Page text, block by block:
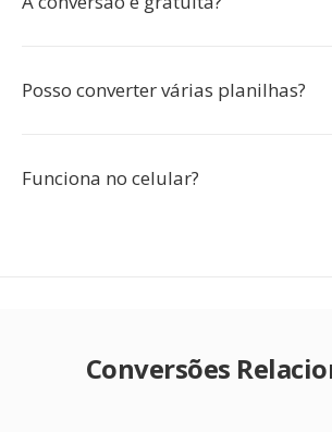
Posso converter várias planilhas?
Funciona no celular?
Conversões